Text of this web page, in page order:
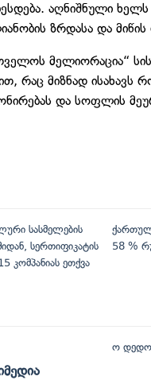
აღნიშნული
ზრდასა და მიწის
მელიორაცია“
რაც მიზნად
და სოფლის
სასმელების
სერთიფიკატის
კომპანიას ეთქვა
58 %
ო